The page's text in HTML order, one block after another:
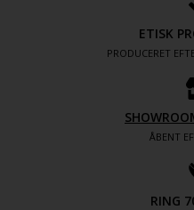
ETISK
PRODUCERET
ÅBENT
RING